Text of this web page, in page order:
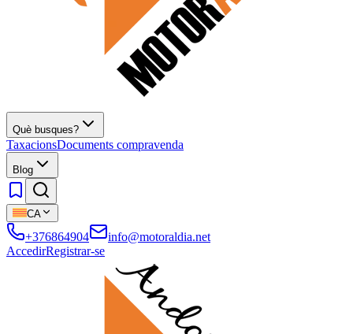
Què busques?
TaxacionsDocuments compravenda
Blog
CA
+376864904
info@motoraldia.net
AccedirRegistrar-se